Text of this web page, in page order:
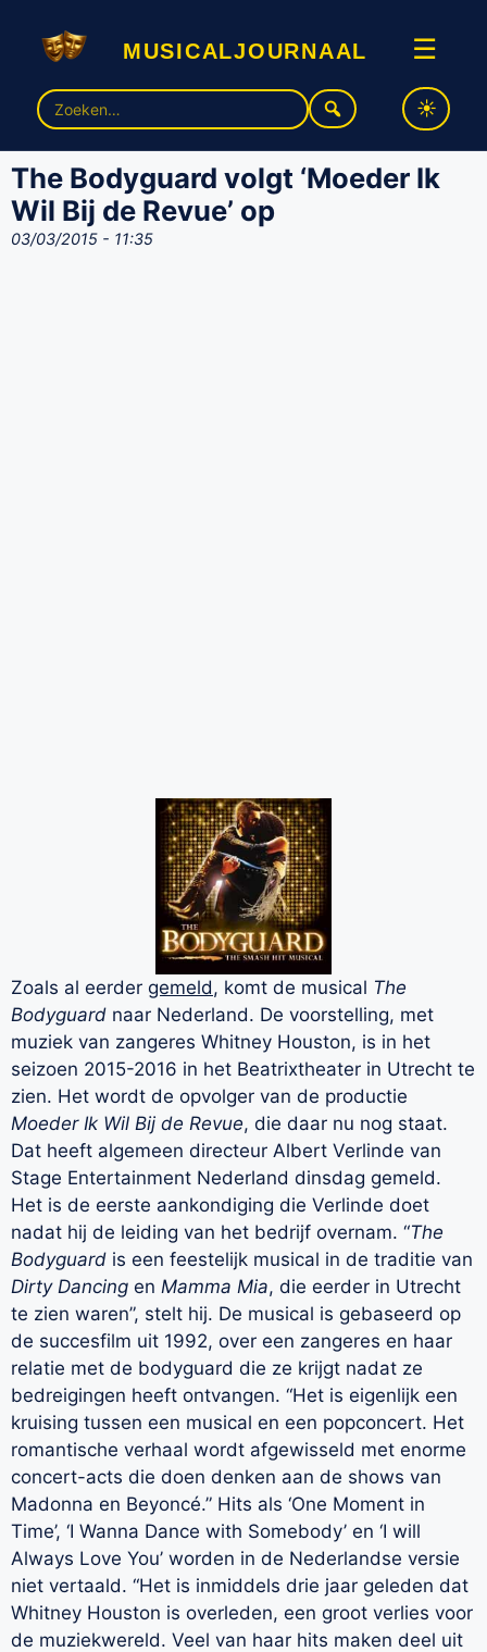
musicaljournaal ☰
Zoek
naar:
The Bodyguard volgt ‘Moeder Ik
Wil Bij de Revue’ op
03/03/2015 - 11:35
Zoals al eerder gemeld, komt de musical The
Bodyguard naar Nederland. De voorstelling, met
muziek van zangeres Whitney Houston, is in het
seizoen 2015-2016 in het Beatrixtheater in Utrecht te
zien. Het wordt de opvolger van de productie
Moeder Ik Wil Bij de Revue, die daar nu nog staat.
Dat heeft algemeen directeur Albert Verlinde van
Stage Entertainment Nederland dinsdag gemeld.
Het is de eerste aankondiging die Verlinde doet
nadat hij de leiding van het bedrijf overnam. “The
Bodyguard is een feestelijk musical in de traditie van
Dirty Dancing en Mamma Mia, die eerder in Utrecht
te zien waren”, stelt hij. De musical is gebaseerd op
de succesfilm uit 1992, over een zangeres en haar
relatie met de bodyguard die ze krijgt nadat ze
bedreigingen heeft ontvangen. “Het is eigenlijk een
kruising tussen een musical en een popconcert. Het
romantische verhaal wordt afgewisseld met enorme
concert-acts die doen denken aan de shows van
Madonna en Beyoncé.” Hits als ‘One Moment in
Time’, ‘I Wanna Dance with Somebody’ en ‘I will
Always Love You’ worden in de Nederlandse versie
niet vertaald. “Het is inmiddels drie jaar geleden dat
Whitney Houston is overleden, een groot verlies voor
de muziekwereld. Veel van haar hits maken deel uit